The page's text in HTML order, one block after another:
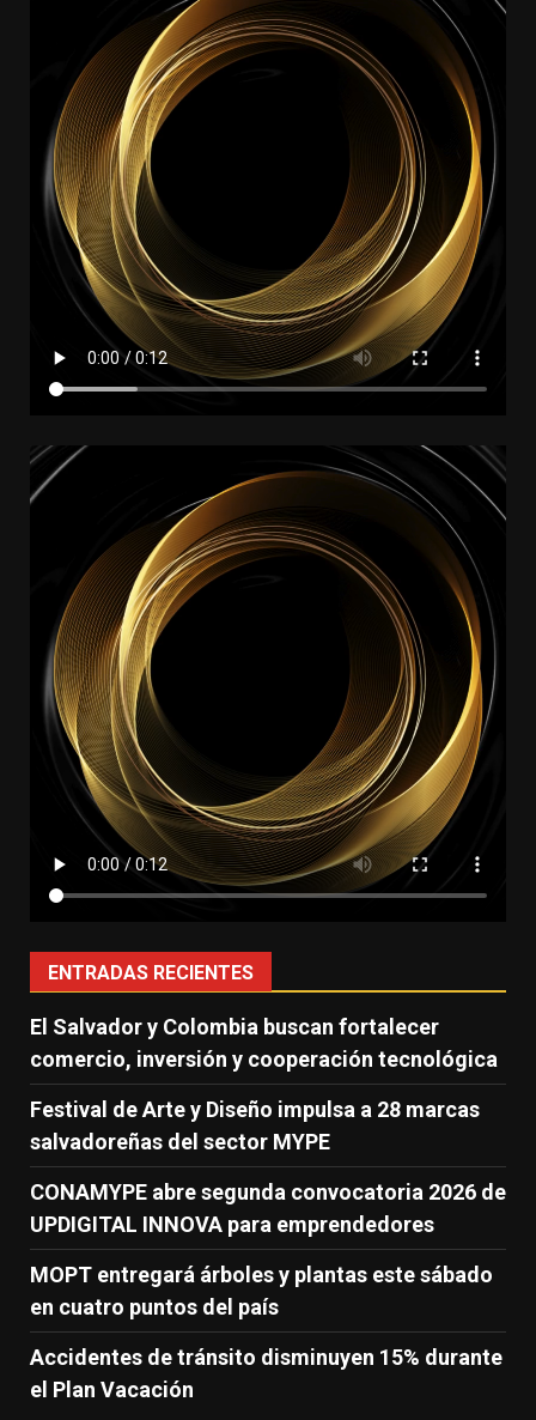
ENTRADAS RECIENTES
El Salvador y Colombia buscan fortalecer
comercio, inversión y cooperación tecnológica
Festival de Arte y Diseño impulsa a 28 marcas
salvadoreñas del sector MYPE
CONAMYPE abre segunda convocatoria 2026 de
UPDIGITAL INNOVA para emprendedores
MOPT entregará árboles y plantas este sábado
en cuatro puntos del país
Accidentes de tránsito disminuyen 15% durante
el Plan Vacación